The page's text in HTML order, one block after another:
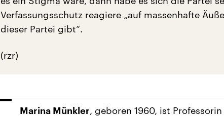
Verfassungsschutz reagiere „auf massenhafte
dieser Partei gibt“.
(rzr)
Marina Münkler, geboren 1960, ist